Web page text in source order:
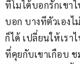
ที่โมได้บอกรักเขา
บอก บางทีตัวเองไ
ก็ได้ เปลี่ยนให้เรา
ที่คุยกับเขาเกือบ ช